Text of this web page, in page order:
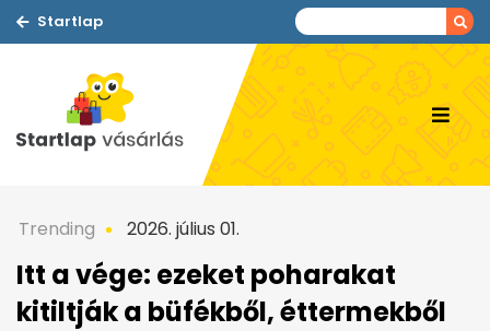
Startlap
Trending 2026. július 01.
Itt a vége: ezeket poharakat
kitiltják a büfékből, éttermekből